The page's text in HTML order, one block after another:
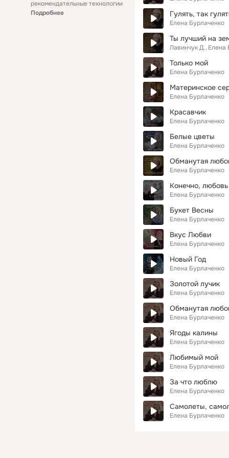
рекомендательные технологии
Подробнее
Гулять, так
Елена Бурлаченко
Ты лучший на
Лавинчук Д. Елена
Только мой
Елена Бурлаченко
Материнское
Елена Бурлаченко
Красавчик
Елена Бурлаченко
Белые цветы
Елена Бурлаченко
Обманутая
Елена Бурлаченко
Конечно, любовь
Елена Бурлаченко
Букет Весны
Елена Бурлаченко
Вкус Любви
Елена Бурлаченко
Новый Год
Елена Бурлаченко
Золотой лучик
Елена Бурлаченко
Обманутая
Елена Бурлаченко
Ягоды калины
Елена Бурлаченко
Любимый мой
Елена Бурлаченко
За что люблю
Елена Бурлаченко
Самолеты,
Елена Бурлаченко